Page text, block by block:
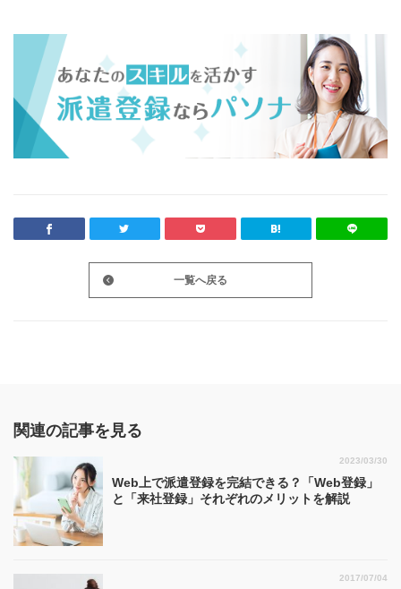
一覧へ戻る
関連の記事を見る
Web上で派遣登録を完結できる？「Web登録」
と「来社登録」それぞれのメリットを解説
2023/03/30
2017/07/04